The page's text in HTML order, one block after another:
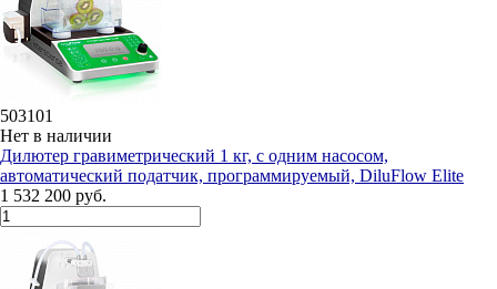
503101
Нет в наличии
Дилютeр гравиметрический 1 кг, с одним насосом,
автоматический податчик, программируемый, DiluFlow Elite
1 532 200 руб.